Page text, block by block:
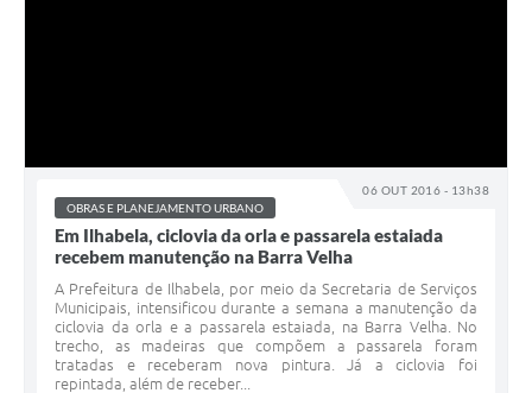
06 OUT 2016 - 13h38
OBRAS E PLANEJAMENTO URBANO
Em Ilhabela, ciclovia da orla e passarela estaiada
recebem manutenção na Barra Velha
A Prefeitura de Ilhabela, por meio da Secretaria de Serviços
Municipais, intensificou durante a semana a manutenção da
ciclovia da orla e a passarela estaiada, na Barra Velha. No
trecho, as madeiras que compõem a passarela foram
tratadas e receberam nova pintura. Já a ciclovia foi
repintada, além de receber...